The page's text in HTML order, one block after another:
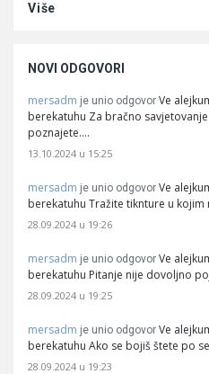
Više
NOVI ODGOVORI
mersadm je unio odgovor Ve
berekatuhu Za bračno
poznajete.…
13.10.2024 u 15:25
mersadm je unio odgovor Ve
berekatuhu Tražite tiknture u
28.09.2024 u 19:26
mersadm je unio odgovor Ve
berekatuhu Pitanje nije dovoljno
28.09.2024 u 19:25
mersadm je unio odgovor Ve
berekatuhu Ako se bojiš štete po
28.09.2024 u 19:23